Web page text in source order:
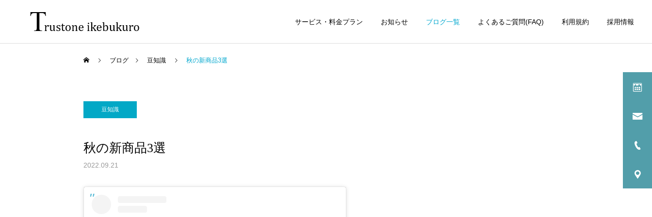
サービス・料金プラン お知らせ ブログ一覧 よくあるご質問(FAQ) 利用規約 採用情報
ブログ 豆知識 秋の新商品3選
豆知識
秋の新商品3選
2022.09.21